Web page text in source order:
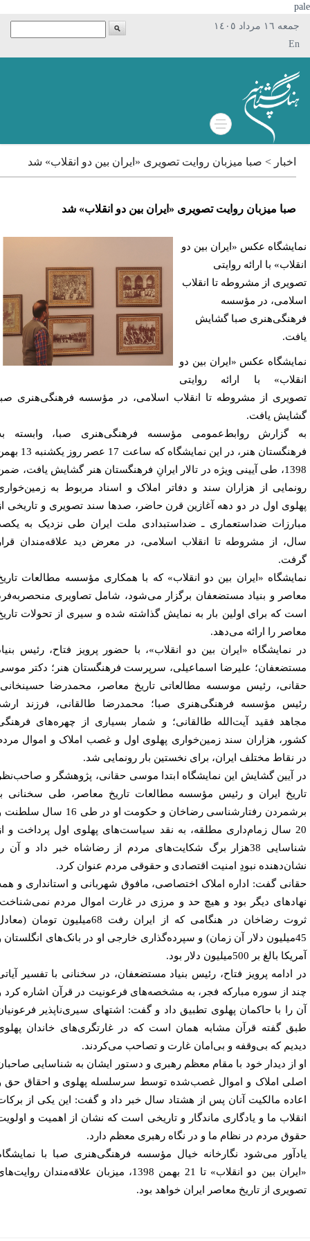
جمعه ١٦ مرداد ١٤٠٥
En
اخبار > صبا میزبان روایت تصویری «ایران بین دو انقلاب» شد
صبا میزبان روایت تصویری «ایران بین دو انقلاب» شد
عکس «ایران بین دو
با ارائه روایتی
از مشروطه تا انقلاب
در مؤسسه
صبا گشایش
عکس «ایران بین دو
با ارائه روایتی
از مشروطه تا انقلاب اسلامی، در مؤسسه فرهنگی‌هنری صبا
یافت.
گزارش روابط‌عمومی مؤسسه فرهنگی‌هنری صبا، وابسته به
فرهنگستان هنر، در این نمایشگاه که ساعت 17 عصر روز یکشنبه 13 بهمن
1398، طی آیینی ویژه در تالار ایرانِ فرهنگستان هنر گشایش یافت، ضمن
از هزاران سند و دفاتر املاک و اسناد مربوط به زمین‌خواری
اول در دو دهه آغازین قرن حاضر، صدها سند تصویری و تاریخی از
ضداستعماری ـ ضداستبدادی ملت ایران طی نزدیک به یکصد
از مشروطه تا انقلاب اسلامی، در معرض دید علاقه‌مندان قرار
«ایران بین دو انقلاب» که با همکاری مؤسسه مطالعات تاریخ
و بنیاد مستضعفان برگزار می‌شود، شامل تصاویری منحصربه‌فرد
که برای اولین بار به نمایش گذاشته شده و سیری از تحولات تاریخ
را ارائه می‌دهد.
نمایشگاه «ایران بین دو انقلاب»، با حضور پرویز فتاح، رئیس بنیاد
علیرضا اسماعیلی، سرپرست فرهنگستان هنر؛ دکتر موسی
رئیس موسسه مطالعاتی تاریخ معاصر، محمدرضا حسینخانی،
مؤسسه فرهنگی‌هنری صبا؛ محمدرضا طالقانی، فرزند ارشد
فقید آیت‌الله طالقانی؛ و شمار بسیاری از چهره‌های فرهنگی
هزاران سند زمین‌خواری پهلوی اول و غصب املاک و اموال مردم
نقاط مختلف ایران، برای نخستین بار رونمایی شد.
آیین گشایش این نمایشگاه ابتدا موسی حقانی، پژوهشگر و صاحب‌نظر
ایران و رئیس مؤسسه مطالعات تاریخ معاصر، طی سخنانی با
برشمردن رفتارشناسی رضاخان و حکومت او در طی 16 سال سلطنت و
20 سال زمام‌داری مطلقه، به نقد سیاست‌های پهلوی اول پرداخت و از
شناسایی 38هزار برگ شکایت‌های مردم از رضاشاه خبر داد و آن را
نبودِ امنیت اقتصادی و حقوقی مردم عنوان کرد.
گفت: اداره املاک اختصاصی، مافوق شهربانی و استانداری و همه
دیگر بود و هیچ حد و مرزی در غارت اموال مردم نمی‌شناخت.
ثروت رضاخان در هنگامی که از ایران رفت 68میلیون تومان (معادل
45میلیون دلار آن زمان) و سپرده‌گذاری خارجی او در بانک‌های انگلستان و
بالغ بر 500میلیون دلار بود.
ادامه پرویز فتاح، رئیس بنیاد مستضعفان، در سخنانی با تفسیر آیاتی
از سوره مبارکه فجر، به مشخصه‌های فرعونیت در قرآن اشاره کرد و
را با حاکمان پهلوی تطبیق داد و گفت: اشتهای سیری‌ناپذیر فرعونیان
گفته قرآن مشابه همان است که در غارتگری‌های خاندان پهلوی
که بی‌وقفه و بی‌امان غارت و تصاحب می‌کردند.
از دیدار خود با مقام معظم رهبری و دستور ایشان به شناسایی صاحبان
املاک و اموال غصب‌شده توسط سرسلسله پهلوی و احقاق حق و
مالکیت آنان پس از هشتاد سال خبر داد و گفت: این یکی از برکات
ما و یادگاری ماندگار و تاریخی است که نشان از اهمیت و اولویت
مردم در نظام ما و در نگاه رهبری معظم دارد.
می‌شود نگارخانه خیال مؤسسه فرهنگی‌هنری صبا با نمایشگاه
«ایران بین دو انقلاب» تا 21 بهمن 1398، میزبان علاقه‌مندان روایت‌های
از تاریخ معاصر ایران خواهد بود.